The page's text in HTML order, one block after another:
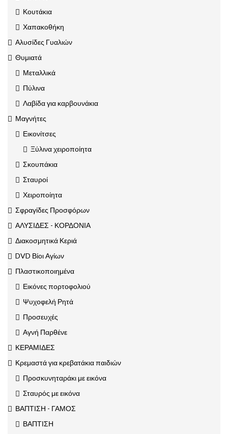
Κουτάκια
Χαπακοθήκη
Αλυσίδες Γυαλιών
Θυμιατά
Μεταλλικά
Πύλινα
Λαβίδα για καρβουνάκια
Μαγνήτες
Εικονίτσες
Ξύλινα χειροποίητα
Σκουπάκια
Σταυροί
Χειροποίητα
Σφραγίδες Προσφόρων
ΑΛΥΣΙΔΕΣ - ΚΟΡΔΟΝΙΑ
Διακοσμητικά Κεριά
DVD Βίοι Αγίων
Πλαστικοποιημένα
Εικόνες πορτοφολιού
Ψυχοφελή Ρητά
Προσευχές
Αγνή Παρθένε
ΚΕΡΑΜΙΔΕΣ
Κρεμαστά για κρεβατάκια παιδιών
Προσκυνηταράκι με εικόνα
Σταυρός με εικόνα
ΒΑΠΤΙΣΗ - ΓΑΜΟΣ
ΒΑΠΤΙΣΗ